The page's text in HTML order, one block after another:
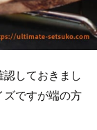
認しておきまし
ズですが端の方